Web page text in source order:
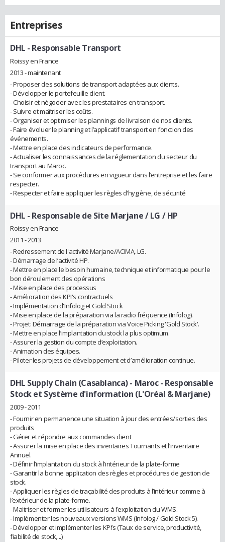
Entreprises
DHL - Responsable Transport
Roissy en France
2013 - maintenant
- Proposer des solutions de transport adaptées aux clients.
- Développer le portefeuille client.
- Choisir et négocier avec les prestataires en transport.
- Suivre et maîtriser les coûts.
- Organiser et optimiser les plannings de livraison de nos clients.
- Faire évoluer le planning et l’applicatif transport en fonction des
événements.
- Mettre en place des indicateurs de performance.
- Actualiser les connaissances de la réglementation du secteur du
transport au Maroc.
- Se conformer aux procédures en vigueur dans l’entreprise et les faire
respecter.
- Respecter et faire appliquer les règles d’hygiène, de sécurité
DHL - Responsable de Site Marjane / LG / HP
Roissy en France
2011 - 2013
- Redressement de l'activité Marjane/ACIMA, LG.
- Démarrage de l’activité HP.
- Mettre en place le besoin humaine, technique et informatique pour le
bon déroulement des opérations
- Mise en place des processus
- Amélioration des KPI's contractuels
- Implémentation d'Infolog et Gold Stock
- Mise en place de la préparation via la radio fréquence (Infolog).
- Projet: Démarrage de la préparation via Voice Picking 'Gold Stock'.
- Mettre en place l’implantation du stock la plus optimum.
- Assurer la gestion du compte d’exploitation.
- Animation des équipes.
- Piloter les projets de développement et d’amélioration continue.
DHL Supply Chain (Casablanca) - Maroc- Responsable
Stock et Système d'information (L'Oréal & Marjane)
2009 - 2011
- Fournir en permanence une situation à jour des entrées/sorties des
produits
- Gérer et répondre aux commandes client
- Assurer la mise en place des inventaires Tournants et l’inventaire
Annuel.
- Définir l’implantation du stock à l’intérieur de la plate-forme
- Garantir la bonne application des règles et procédures de gestion de
stock.
- Appliquer les règles de traçabilité des produits à l’intérieur comme à
l’extérieur de la plate-forme.
- Maitriser et former les utilisateurs à l’exploitation du WMS.
- Implémenter les nouveaux versions WMS (Infolog / Gold Stock 5).
- Développer et implémenter les KPI’s (Taux de service, productivité,
fiabilité de stock,...)